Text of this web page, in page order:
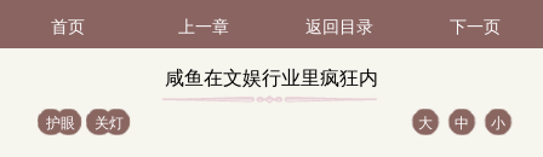
首页 上一章 返回目录 下一页
咸鱼在文娱行业里疯狂内
护眼 关灯 大 中 小